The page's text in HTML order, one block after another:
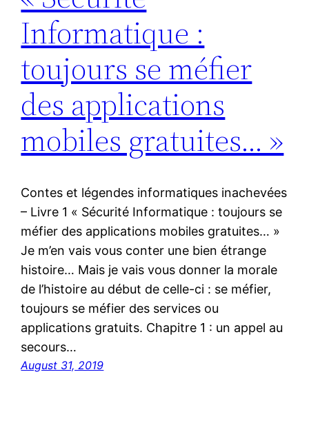
Informatique :
toujours se méfier
des applications
mobiles gratuites… »
Contes et légendes informatiques inachevées
– Livre 1 « Sécurité Informatique : toujours se
méfier des applications mobiles gratuites… »
Je m’en vais vous conter une bien étrange
histoire… Mais je vais vous donner la morale
de l’histoire au début de celle-ci : se méfier,
toujours se méfier des services ou
applications gratuits. Chapitre 1 : un appel au
secours…
August 31, 2019